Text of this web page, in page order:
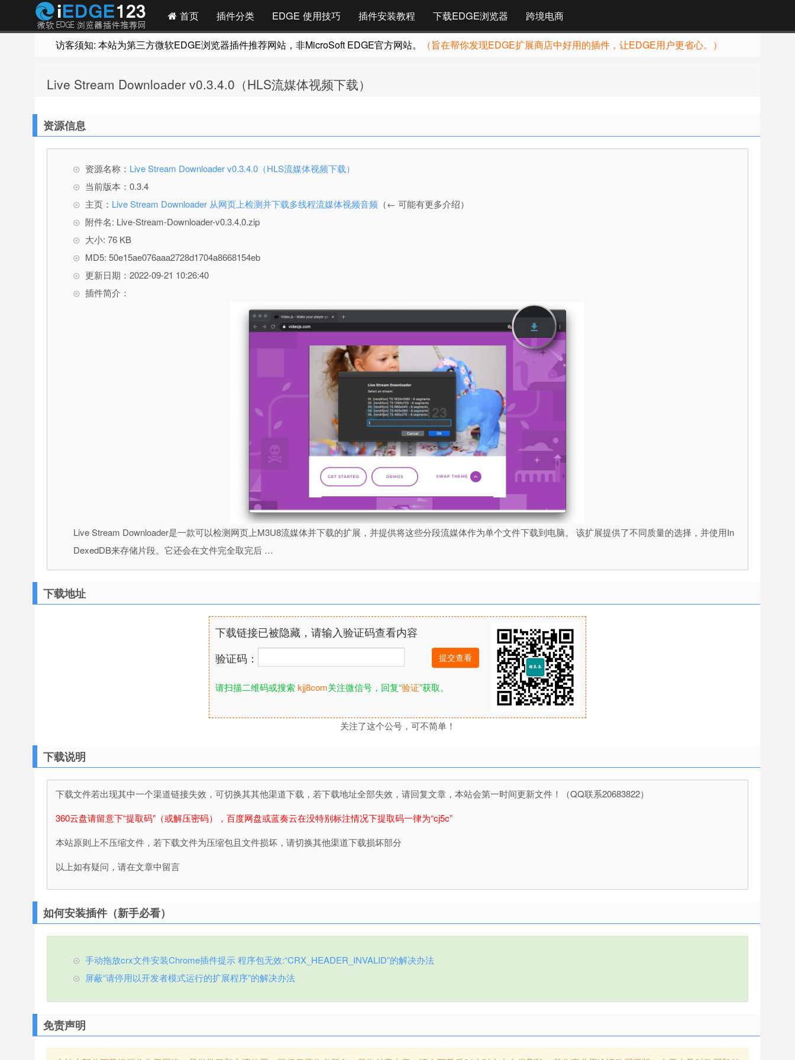
首页 插件分类 EDGE 使用技巧 插件安装教程 下载EDGE浏览器 跨境电商
访客须知: 本站为第三方微软EDGE浏览器插件推荐网站，非MicroSoft EDGE官方网站。 （旨在帮你发现EDGE扩展商店中好用的插件，让EDGE用户更省心。）
Live Stream Downloader v0.3.4.0（HLS流媒体视频下载）
资源信息
资源名称： Live Stream Downloader v0.3.4.0（HLS流媒体视频下载）
当前版本：0.3.4
主页： Live Stream Downloader 从网页上检测并下载多线程流媒体视频音频 （← 可能有更多介绍）
附件名: Live-Stream-Downloader-v0.3.4.0.zip
大小: 76 KB
MD5: 50e15ae076aaa2728d1704a8668154eb
更新日期：2022-09-21 10:26:40
插件简介：
Live Stream Downloader是一款可以检测网页上M3U8流媒体并下载的扩展，并提供将这些分段流媒体作为单个文件下载到电脑。 该扩展提供了不同质量的选择，并使用In
DexedDB来存储片段。它还会在文件完全取完后 …
下载地址
下载链接已被隐藏，请输入验证码查看内容
验证码：
请扫描二维码或搜索kjj8com关注微信号，回复“验证”获取。
关注了这个公号，可不简单！
下载说明
下载文件若出现其中一个渠道链接失效，可切换其其他渠道下载，若下载地址全部失效，请回复文章，本站会第一时间更新文件！（QQ联系20683822）
360云盘请留意下“提取码”（或解压密码），百度网盘或蓝奏云在没特别标注情况下提取码一律为“cj5c”
本站原则上不压缩文件，若下载文件为压缩包且文件损坏，请切换其他渠道下载损坏部分
以上如有疑问，请在文章中留言
如何安装插件（新手必看）
手动拖放crx文件安装Chrome插件提示 程序包无效:“CRX_HEADER_INVALID”的解决办法
屏蔽“请停用以开发者模式运行的扩展程序”的解决办法
免责声明